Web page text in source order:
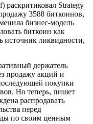
Strategy
3588 биткоинов,
бизнес-модель
биткоин как
источник ликвидности,
держатель
продажу акций и
покупки
Но теперь, пишет
распродавать
перед
по своим ценным